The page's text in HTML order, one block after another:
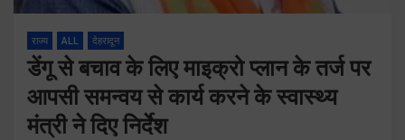
राज्य ALL देहरादून
डेंगू से बचाव के लिए माइक्रो प्लान के तर्ज पर
आपसी समन्वय से कार्य करने के स्वास्थ्य
मंत्री ने दिए निर्देश